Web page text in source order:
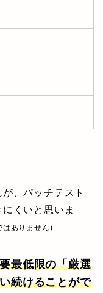
、パッチテスト
くいと思いま
はありません)
最低限の「厳選
続けることがで